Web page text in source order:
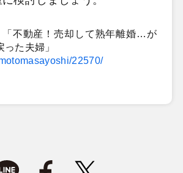
不動産！売却して熟年離婚…が
た夫婦」
22570/